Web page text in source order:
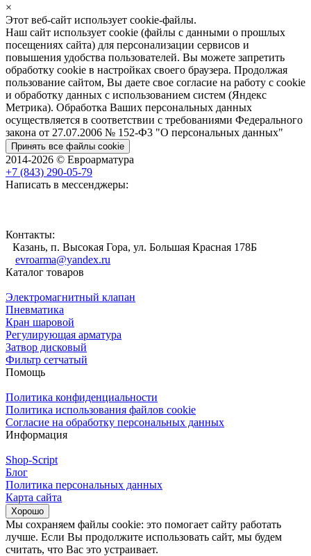
×
Этот веб-сайт использует cookie-файлы.
Наш сайт использует cookie (файлы с данными о прошлых
посещениях сайта) для персонализации сервисов и
повышения удобства пользователей. Вы можете запретить
обработку cookie в настройках своего браузера. Продолжая
пользование сайтом, Вы даете свое согласие на работу с cookie
и обработку данных с использованием систем (Яндекс
Метрика). Обработка Ваших персональных данных
осуществляется в соответствии с требованиями Федерального
закона от 27.07.2006 № 152-Ф3 "О персональных данных"
Принять все файлы cookie
2014-2026 © Евроарматура
+7 (843) 290-05-79
Написать в мессенджеры:
Контакты:
Казань, п. Высокая Гора, ул. Большая Красная 178Б
evroarma@yandex.ru
Каталог товаров
Электромагнитный клапан
Пневматика
Кран шаровой
Регулирующая арматура
Затвор дисковый
Фильтр сетчатый
Помощь
Политика конфиденциальности
Политика использования файлов cookie
Согласие на обработку персональных данных
Информация
Shop-Script
Блог
Политика персональных данных
Карта сайта
Хорошо
Мы сохраняем файлы cookie: это помогает сайту работать
лучше. Если Вы продолжите использовать сайт, мы будем
считать, что Вас это устраивает.